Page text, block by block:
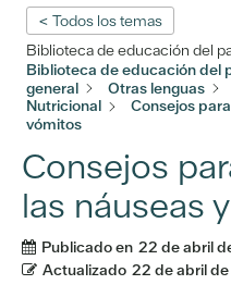
< Todos los temas
Biblioteca de educación del
Biblioteca de educación del
general
Otras lenguas
Nutricional
Consejos
vómitos
Consejos
las náuseas
Publicado en 22 de abril
Actualizado 22 de abril